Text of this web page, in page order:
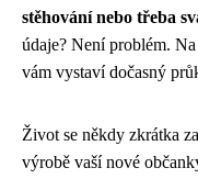
stěhování nebo třeba
údaje? Není problém.
vám vystaví dočasný
Život se někdy zkrátka
výrobě vaší nové